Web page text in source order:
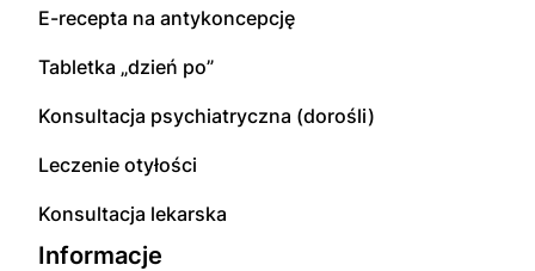
E-recepta na antykoncepcję
Tabletka „dzień po”
Konsultacja psychiatryczna (dorośli)
Leczenie otyłości
Konsultacja lekarska
Informacje